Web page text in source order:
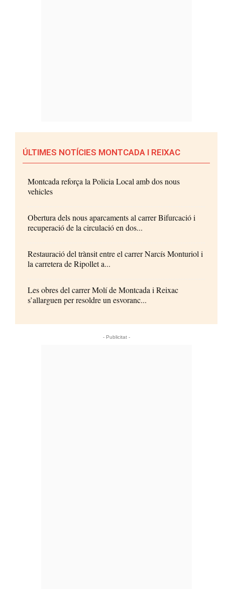
ÚLTIMES NOTÍCIES MONTCADA I REIXAC
Montcada reforça la Policia Local amb dos nous
vehicles
Obertura dels nous aparcaments al carrer Bifurcació i
recuperació de la circulació en dos...
Restauració del trànsit entre el carrer Narcís Monturiol i
la carretera de Ripollet a...
Les obres del carrer Molí de Montcada i Reixac
s’allarguen per resoldre un esvoranc...
- Publicitat -